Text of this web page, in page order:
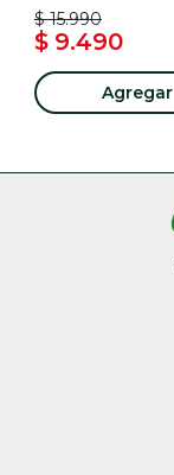
$ 15.990
$ 9.490
Agregar